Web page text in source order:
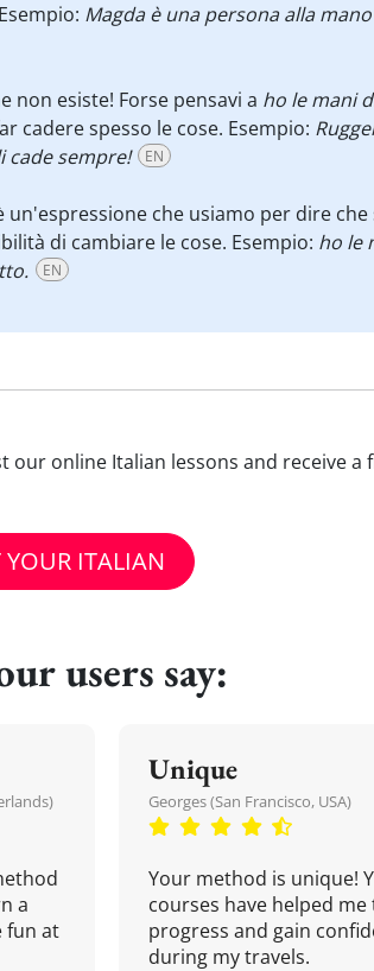
Magda è una persona alla
non esiste! Forse pensavi a ho le mani
cadere spesso le cose. Esempio:
cade sempre!
EN
un'espressione che usiamo per dire
di cambiare le cose. Esempio: ho le
EN
online Italian lessons and receive a
YOUR ITALIAN
users say:
a
fun at
Unique
Georges (San Francisco, USA)
Your method is unique!
courses have helped me
progress and gain
during my travels.